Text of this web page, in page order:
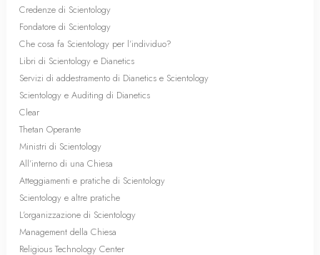
Credenze di Scientology
Fondatore di Scientology
Che cosa fa Scientology per l’individuo?
Libri di Scientology e Dianetics
Servizi di addestramento di Dianetics e Scientology
Scientology e Auditing di Dianetics
Clear
Thetan Operante
Ministri di Scientology
All’interno di una Chiesa
Atteggiamenti e pratiche di Scientology
Scientology e altre pratiche
L’organizzazione di Scientology
Management della Chiesa
Religious Technology Center